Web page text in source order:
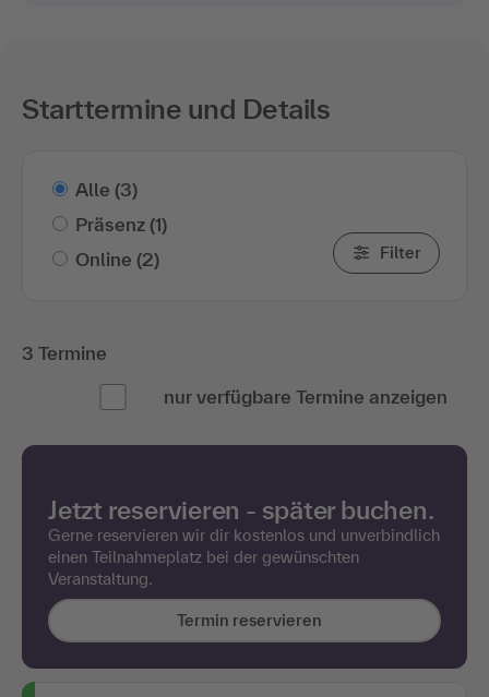
Starttermine und Details
Alle (3)
Präsenz (1)
Online (2) Filter
3 Termine
nur verfügbare Termine anzeigen
Jetzt reservieren - später buchen.
Gerne reservieren wir dir kostenlos und unverbindlich
einen Teilnahmeplatz bei der gewünschten
Veranstaltung.
Termin reservieren